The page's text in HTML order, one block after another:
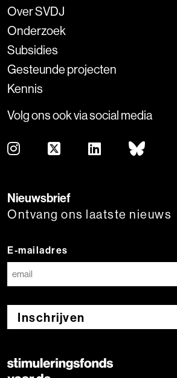
Over SVDJ
Onderzoek
Subsidies
Gesteunde projecten
Kennis
Volg ons ook via social media
Nieuwsbrief
Ontvang ons laatste nieuws
E-mailadres
Inschrijven